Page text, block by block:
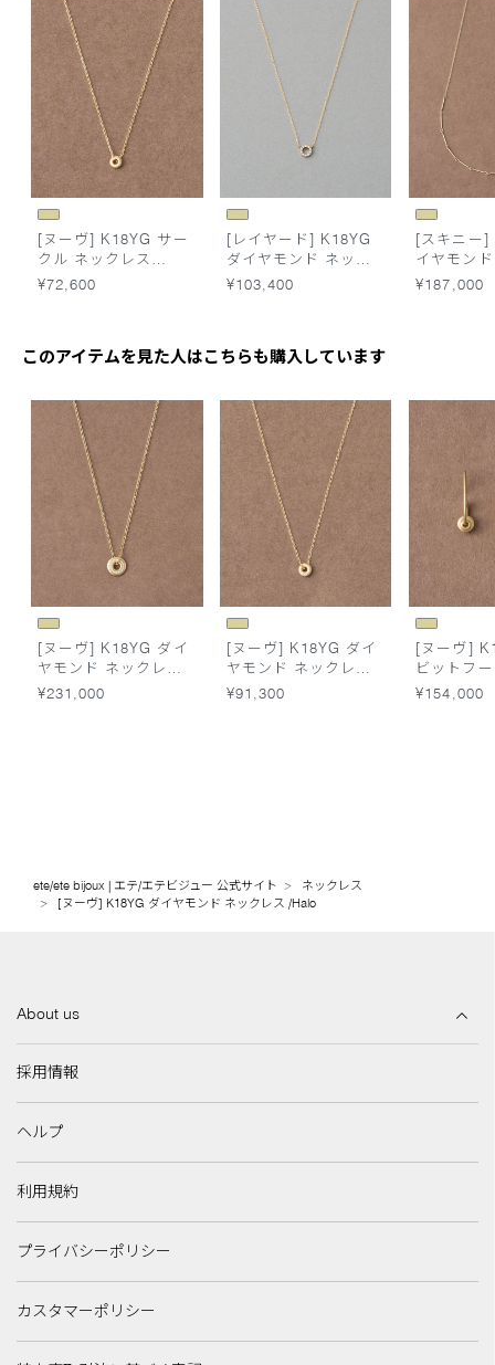
[ヌーヴ] K18YG サー
クル ネックレス
/Origin
¥72,600
[レイヤード] K18YG
ダイヤモンド ネック
レス
¥103,400
[スキニー]
イヤモン
クレス
¥187,000
このアイテムを見た人はこちらも購入しています
[ヌーヴ] K18YG ダイ
ヤモンド ネックレス
/Halo
¥231,000
[ヌーヴ] K18YG ダイ
ヤモンド ネックレス
/Surface
¥91,300
[ヌーヴ]
ビットフ
/Origin
¥154,000
ete/ete bijoux | エテ/エテビジュー 公式サイト
ネックレス
[ヌーヴ] K18YG ダイヤモンド ネックレス /Halo
About us
採用情報
ヘルプ
利用規約
プライバシーポリシー
カスタマーポリシー